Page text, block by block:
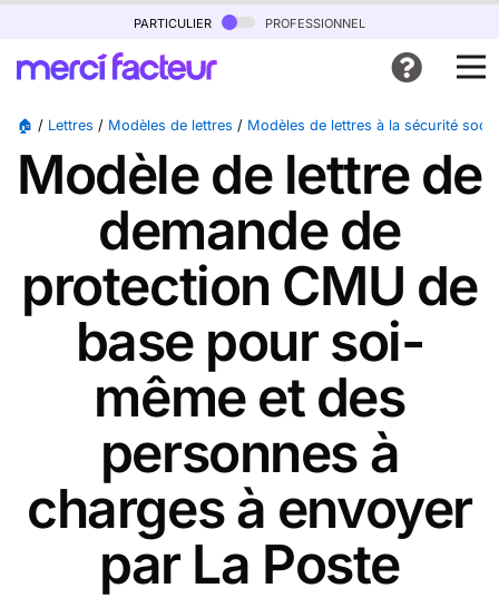
particulier professionnel
🏠 / Lettres / Modèles de lettres / Modèles de lettres à la sécurité
Modèle de lettre de
demande de
protection CMU de
base pour soi-
même et des
personnes à
charges à envoyer
par La Poste